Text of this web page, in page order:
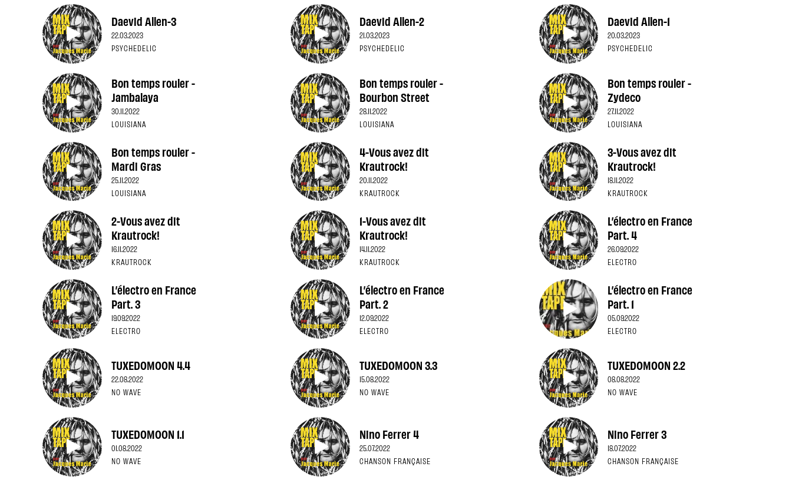
Daevid Allen-3
22.03.2023
PSYCHEDELIC
Daevid Allen-2
21.03.2023
PSYCHEDELIC
Daevid Allen-1
20.03.2023
PSYCHEDELIC
Bon temps rouler -
Jambalaya
30.11.2022
LOUISIANA
Bon temps rouler -
Bourbon Street
28.11.2022
LOUISIANA
Bon temps rouler -
Zydeco
27.11.2022
LOUISIANA
Bon temps rouler -
Mardi Gras
25.11.2022
LOUISIANA
4-Vous avez dit
Krautrock!
20.11.2022
KRAUTROCK
3-Vous avez dit
Krautrock!
18.11.2022
KRAUTROCK
2-Vous avez dit
Krautrock!
16.11.2022
KRAUTROCK
1-Vous avez dit
Krautrock!
14.11.2022
KRAUTROCK
L’électro en France
Part. 4
26.09.2022
ELECTRO
L’électro en France
Part. 3
19.09.2022
ELECTRO
L’électro en France
Part. 2
12.09.2022
ELECTRO
L’électro en France
Part. 1
05.09.2022
ELECTRO
TUXEDOMOON 4.4
22.08.2022
NO WAVE
TUXEDOMOON 3.3
15.08.2022
NO WAVE
TUXEDOMOON 2.2
08.08.2022
NO WAVE
TUXEDOMOON 1.1
01.08.2022
NO WAVE
Nino Ferrer 4
25.07.2022
CHANSON FRANÇAISE
Nino Ferrer 3
18.07.2022
CHANSON FRANÇAISE